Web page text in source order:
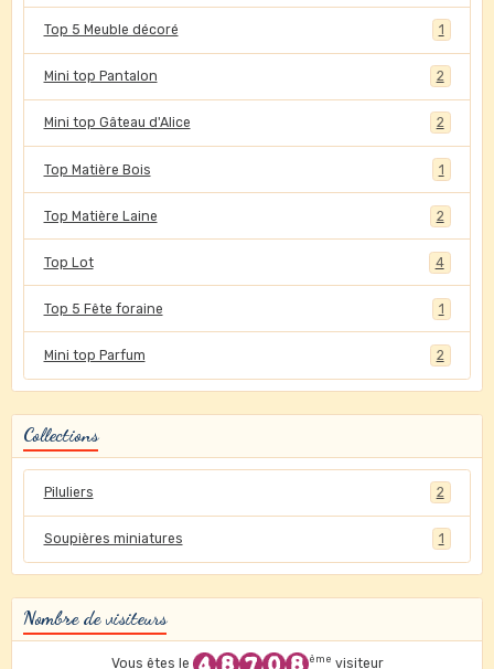
Top 5 Meuble décoré 1
Mini top Pantalon 2
Mini top Gâteau d'Alice 2
Top Matière Bois 1
Top Matière Laine 2
Top Lot 4
Top 5 Fête foraine 1
Mini top Parfum 2
Collections
Piluliers 2
Soupières miniatures 1
Nombre de visiteurs
Vous êtes le ème visiteur